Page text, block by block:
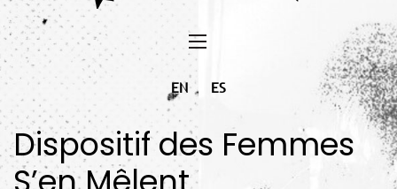
EN ES
Dispositif des Femmes